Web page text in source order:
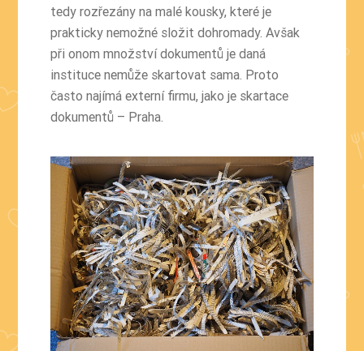
tedy rozřezány na malé kousky, které je
prakticky nemožné složit dohromady. Avšak
při onom množství dokumentů je daná
instituce nemůže skartovat sama. Proto
často najímá externí firmu, jako je skartace
dokumentů – Praha.